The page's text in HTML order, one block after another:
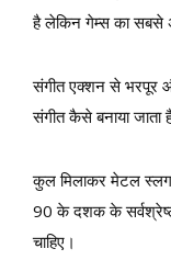
है लेकिन गेम्स का सबसे
संगीत एक्शन से भरपूर
संगीत कैसे बनाया जाता
कुल मिलाकर मेटल
90 के दशक के
चाहिए।